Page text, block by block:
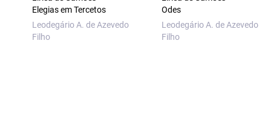
Elegias em Tercetos
Leodegário A. de Azevedo
Filho
Odes
Leodegário A. de Azevedo
Filho